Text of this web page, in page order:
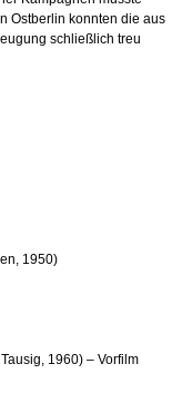
Ostberlin konnten die aus
schließlich treu
1950)
1960) – Vorfilm